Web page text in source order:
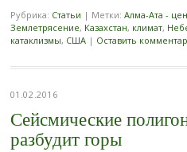
Рубрика: Статьи | Метки: Алма-Ата -
Землетрясение, Казахстан, климат,
катаклизмы, США | Оставить
01.02.2016
Сейсмические
разбудит горы